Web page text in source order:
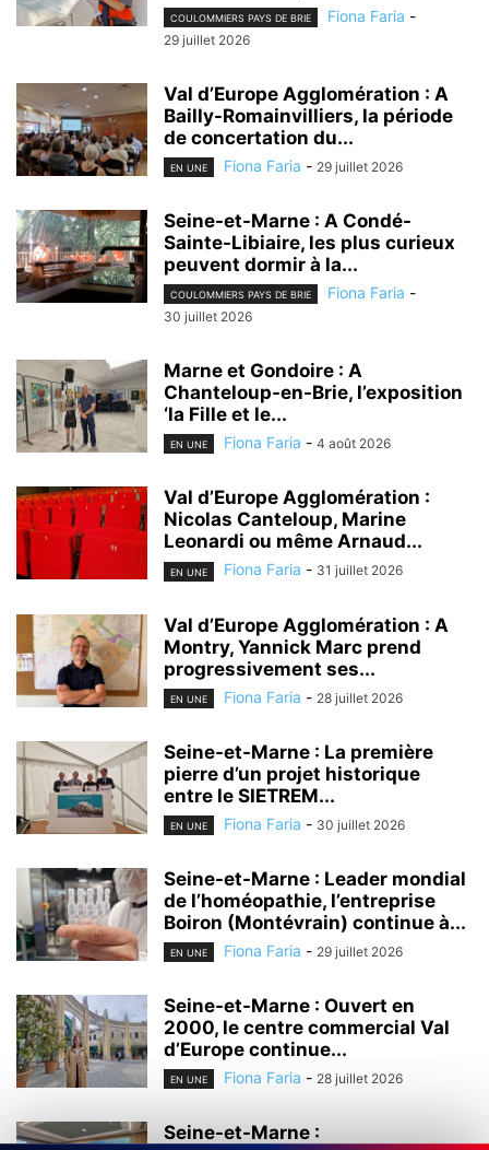
COULOMMIERS PAYS DE BRIE Fiona Faria -
29 juillet 2026
Val d’Europe Agglomération : A
Bailly-Romainvilliers, la période
de concertation du...
EN UNE Fiona Faria - 29 juillet 2026
Seine-et-Marne : A Condé-
Sainte-Libiaire, les plus curieux
peuvent dormir à la...
COULOMMIERS PAYS DE BRIE Fiona Faria -
30 juillet 2026
Marne et Gondoire : A
Chanteloup-en-Brie, l’exposition
‘la Fille et le...
EN UNE Fiona Faria - 4 août 2026
Val d’Europe Agglomération :
Nicolas Canteloup, Marine
Leonardi ou même Arnaud...
EN UNE Fiona Faria - 31 juillet 2026
Val d’Europe Agglomération : A
Montry, Yannick Marc prend
progressivement ses...
EN UNE Fiona Faria - 28 juillet 2026
Seine-et-Marne : La première
pierre d’un projet historique
entre le SIETREM...
EN UNE Fiona Faria - 30 juillet 2026
Seine-et-Marne : Leader mondial
de l’homéopathie, l’entreprise
Boiron (Montévrain) continue à...
EN UNE Fiona Faria - 29 juillet 2026
Seine-et-Marne : Ouvert en
2000, le centre commercial Val
d’Europe continue...
EN UNE Fiona Faria - 28 juillet 2026
Seine-et-Marne :